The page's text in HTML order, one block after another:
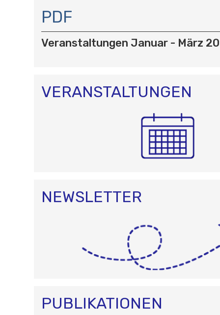
A
V
I
G
O
N
PDF
Veranstaltungen Januar - März
VERANSTALTUNGEN
NEWSLETTER
PUBLIKATIONEN